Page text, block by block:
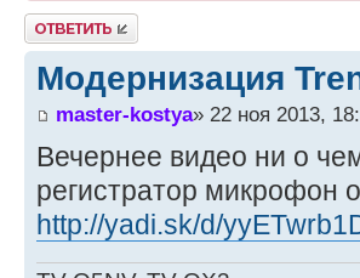
Ответить
Модернизация
master-kostya» 22 ноя 2013,
Вечернее видео ни о
регистратор микрофон
http://yadi.sk/d/